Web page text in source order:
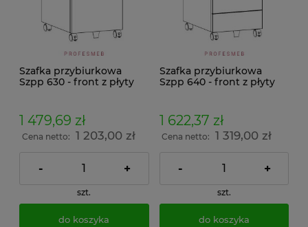
Szafka przybiurkowa
Szpp 630 - front z płyty
1 479,69 zł
Cena netto: 1 203,00 zł
- +
szt.
do koszyka
Szafka przybiurkowa
Szpp 640 - front z płyty
1 622,37 zł
Cena netto: 1 319,00 zł
- +
szt.
do koszyka